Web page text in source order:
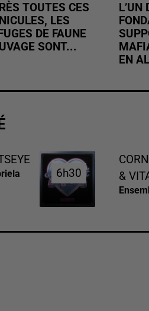
TOUTES CES
LES
DE FAUNE
SONT...
L’UN
EN
6h30
6h30
&